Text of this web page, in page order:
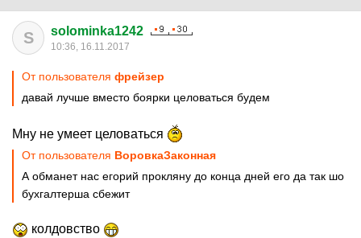
S solominka1242
10:36, 16.11.2017
От пользователя фрейзер
давай лучше вместо боярки целоваться будем
Мну не умеет целоваться
От пользователя ВоровкаЗаконная
А обманет нас егорий прокляну до конца дней его да так шо
бухгалтерша сбежит
колдовство